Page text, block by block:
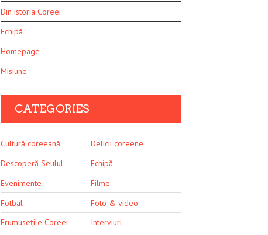
Din istoria Coreei
Echipă
Homepage
Misiune
CATEGORIES
Cultură coreeană
Delicii coreene
Descoperă Seulul
Echipă
Evenimente
Filme
Fotbal
Foto & video
Frumusețile Coreei
Interviuri